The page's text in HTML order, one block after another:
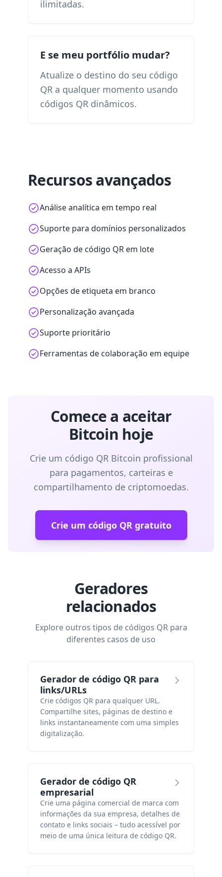
ilimitadas.
E se meu portfólio mudar?
Atualize o destino do seu código
QR a qualquer momento usando
códigos QR dinâmicos.
Recursos avançados
Análise analítica em tempo real
Suporte para domínios personalizados
Geração de código QR em lote
Acesso a APIs
Opções de etiqueta em branco
Personalização avançada
Suporte prioritário
Ferramentas de colaboração em equipe
Comece a aceitar
Bitcoin hoje
Crie um código QR Bitcoin profissional
para pagamentos, carteiras e
compartilhamento de criptomoedas.
Crie um código QR gratuito
Geradores
relacionados
Explore outros tipos de códigos QR para
diferentes casos de uso
Gerador de código QR para
links/URLs
Crie códigos QR para qualquer URL.
Compartilhe sites, páginas de destino e
links instantaneamente com uma simples
digitalização.
Gerador de código QR
empresarial
Crie uma página comercial de marca com
informações da sua empresa, detalhes de
contato e links sociais – tudo acessível por
meio de uma única leitura de código QR.